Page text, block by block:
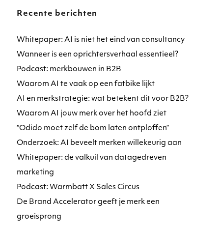
Recente berichten
Whitepaper: AI is niet het eind van consultancy
Wanneer is een oprichtersverhaal essentieel?
Podcast: merkbouwen in B2B
Waarom AI te vaak op een fatbike lijkt
AI en merkstrategie: wat betekent dit voor B2B?
Waarom AI jouw merk over het hoofd ziet
“Odido moet zelf de bom laten ontploffen”
Onderzoek: AI beveelt merken willekeurig aan
Whitepaper: de valkuil van datagedreven
marketing
Podcast: Warmbatt X Sales Circus
De Brand Accelerator geeft je merk een
groeisprong